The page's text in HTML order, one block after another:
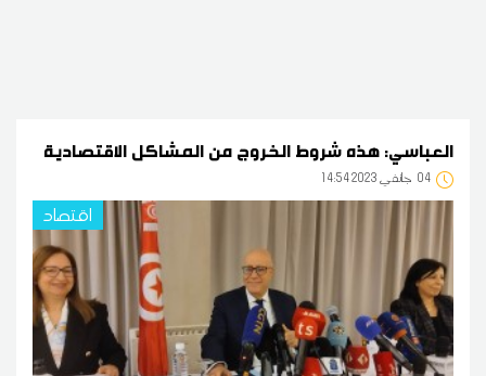
العباسي: هذه شروط الخروج من المشاكل الاقتصادية
04 14:54 2023 جانفي
اقتصاد